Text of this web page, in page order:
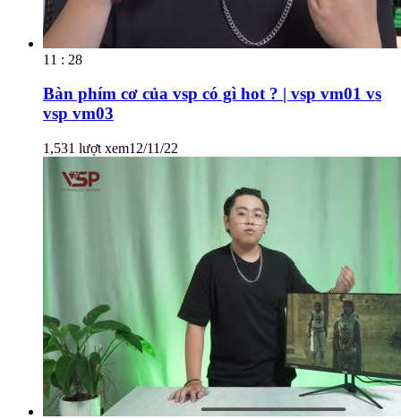
11 : 28
Bàn phím cơ của vsp có gì hot ? | vsp vm01 vs
vsp vm03
1,531 lượt xem12/11/22